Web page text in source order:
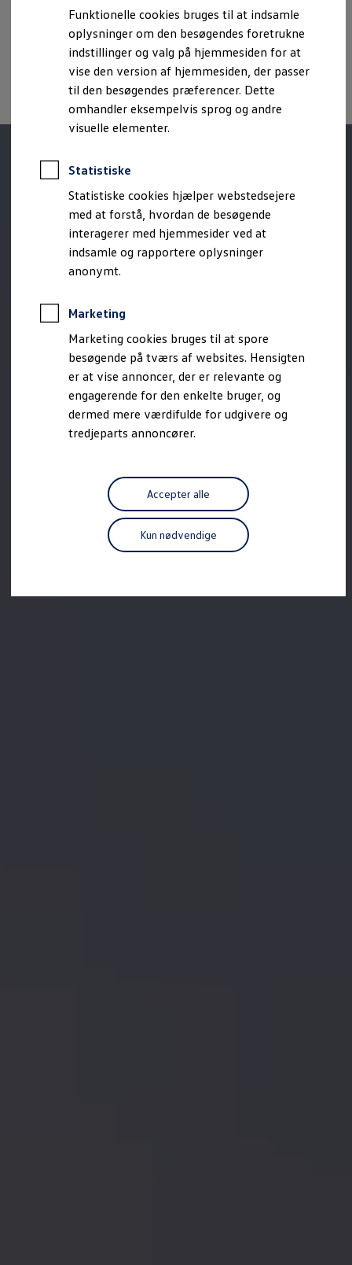
Funktionelle cookies bruges til at indsamle
oplysninger om den besøgendes foretrukne
indstillinger og valg på hjemmesiden for at
vise den version af hjemmesiden, der passer
til den besøgendes præferencer. Dette
omhandler eksempelvis sprog og andre
visuelle elementer.
Statistiske
Statistiske cookies hjælper webstedsejere
med at forstå, hvordan de besøgende
interagerer med hjemmesider ved at
indsamle og rapportere oplysninger
anonymt.
Marketing
Marketing cookies bruges til at spore
besøgende på tværs af websites. Hensigten
er at vise annoncer, der er relevante og
engagerende for den enkelte bruger, og
dermed mere værdifulde for udgivere og
tredjeparts annoncører.
Accepter alle
Kun nødvendige
Bestil et tilbud
Brugte biler
Pendlerleasing
Budgetberegner
Firmabil
Vejen til en ny Volkswagen
Online Privatleasing
Finansiering og forsikring
Volkswagen Forsikring
Volkswagen Finansiering
Ejere og services
Book tid på værkstedet
Service
Serviceabonnementer
Service 5+
Service på elbiler
Prismatch
Fordele ved autoriseret værksted
Brugbar information
Servicefordele
Digitale ekstrafunktioner
Se tjenesterne til din model
Volkswagen-apps, login og shop
Forbind mobiltelefonen med bilen
Opdateringer til software, kort og radio
Fleet Interface Data
MinVolkswagen
Digital instruktionsbog
Tilbehør
Fordele ved at vælge autoriseret værksted til din
Om Volkswagen
Nyheder
Tilmeld nyhedsbrev
Pressemeddelser
Kalenderbillede
Oplysninger om tilgængelighed
EU Data Act
Volkswagen Databeskyttelsesportal